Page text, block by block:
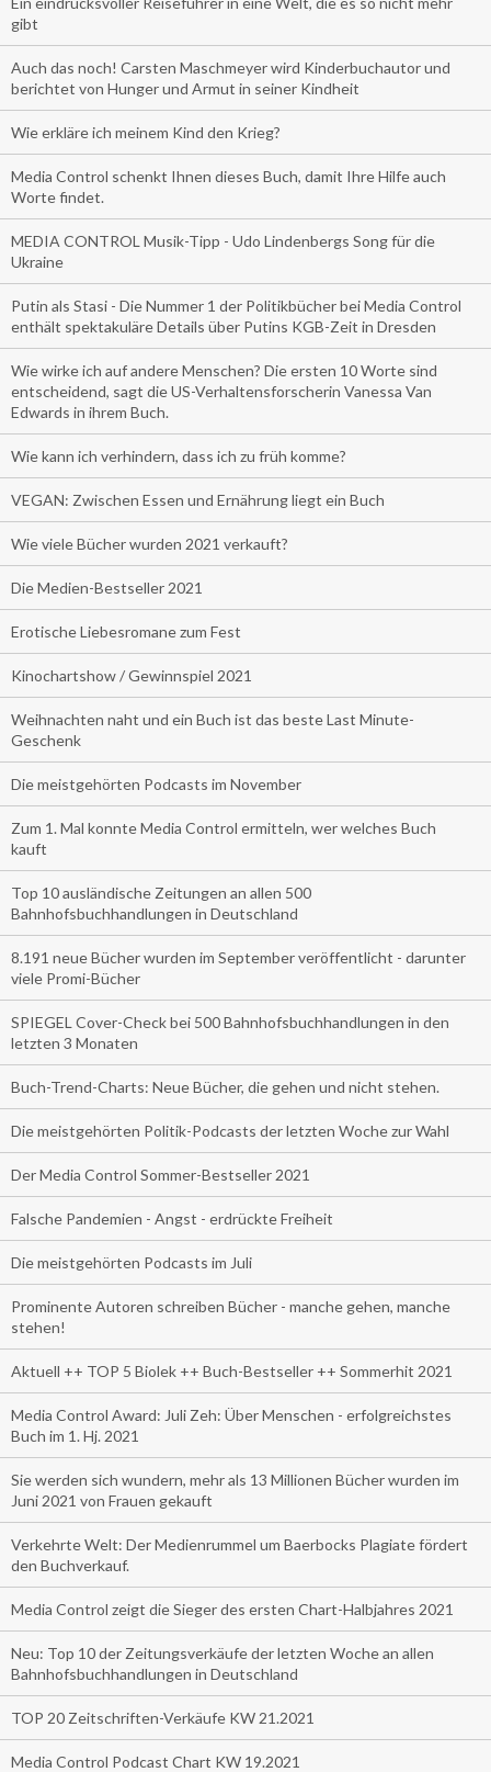
gibt
Auch das noch! Carsten Maschmeyer wird Kinderbuchautor und
berichtet von Hunger und Armut in seiner Kindheit
Wie erkläre ich meinem Kind den Krieg?
Media Control schenkt Ihnen dieses Buch, damit Ihre Hilfe auch
Worte findet.
MEDIA CONTROL Musik-Tipp - Udo Lindenbergs Song für die
Ukraine
Putin als Stasi - Die Nummer 1 der Politikbücher bei Media Control
enthält spektakuläre Details über Putins KGB-Zeit in Dresden
Wie wirke ich auf andere Menschen? Die ersten 10 Worte sind
entscheidend, sagt die US-Verhaltensforscherin Vanessa Van
Edwards in ihrem Buch.
Wie kann ich verhindern, dass ich zu früh komme?
VEGAN: Zwischen Essen und Ernährung liegt ein Buch
Wie viele Bücher wurden 2021 verkauft?
Die Medien-Bestseller 2021
Erotische Liebesromane zum Fest
Kinochartshow / Gewinnspiel 2021
Weihnachten naht und ein Buch ist das beste Last Minute-
Geschenk
Die meistgehörten Podcasts im November
Zum 1. Mal konnte Media Control ermitteln, wer welches Buch
kauft
Top 10 ausländische Zeitungen an allen 500
Bahnhofsbuchhandlungen in Deutschland
8.191 neue Bücher wurden im September veröffentlicht - darunter
viele Promi-Bücher
SPIEGEL Cover-Check bei 500 Bahnhofsbuchhandlungen in den
letzten 3 Monaten
Buch-Trend-Charts: Neue Bücher, die gehen und nicht stehen.
Die meistgehörten Politik-Podcasts der letzten Woche zur Wahl
Der Media Control Sommer-Bestseller 2021
Falsche Pandemien - Angst - erdrückte Freiheit
Die meistgehörten Podcasts im Juli
Prominente Autoren schreiben Bücher - manche gehen, manche
stehen!
Aktuell ++ TOP 5 Biolek ++ Buch-Bestseller ++ Sommerhit 2021
Media Control Award: Juli Zeh: Über Menschen - erfolgreichstes
Buch im 1. Hj. 2021
Sie werden sich wundern, mehr als 13 Millionen Bücher wurden im
Juni 2021 von Frauen gekauft
Verkehrte Welt: Der Medienrummel um Baerbocks Plagiate fördert
den Buchverkauf.
Media Control zeigt die Sieger des ersten Chart-Halbjahres 2021
Neu: Top 10 der Zeitungsverkäufe der letzten Woche an allen
Bahnhofsbuchhandlungen in Deutschland
TOP 20 Zeitschriften-Verkäufe KW 21.2021
Media Control Podcast Chart KW 19.2021